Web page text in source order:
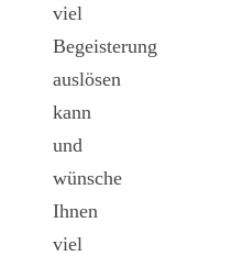
viel
Begeisterung
auslösen
kann
und
wünsche
Ihnen
viel